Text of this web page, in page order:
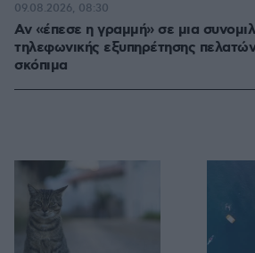
Αν «έπεσε η γραμμή» σε μια
τηλεφωνικής εξυπηρέτησης
σκόπιμα
09.08.2026, 08:30